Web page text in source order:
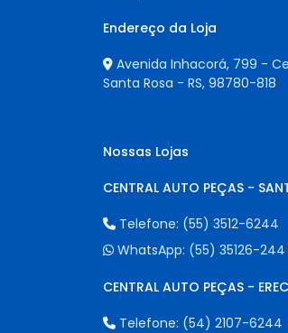
Endereço da Loja
Avenida Inhacorá, 799 -
Santa Rosa - RS, 98780-818
Nossas Lojas
CENTRAL AUTO PEÇAS -
Telefone: (55) 3512-6244
WhatsApp: (55) 35126-244
CENTRAL AUTO PEÇAS -
Telefone: (54) 2107-6244